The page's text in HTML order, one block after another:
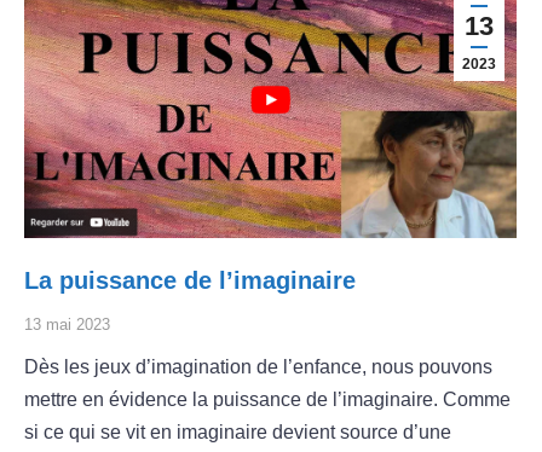
13
2023
La puissance de l’imaginaire
13 mai 2023
Dès les jeux d’imagination de l’enfance, nous pouvons
mettre en évidence la puissance de l’imaginaire. Comme
si ce qui se vit en imaginaire devient source d’une